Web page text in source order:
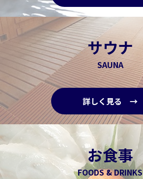
サウナ
SAUNA
詳しく見る →
お食事
FOODS & DRINKS